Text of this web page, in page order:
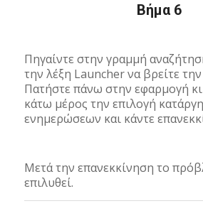
Βήμα 6
Πηγαίντε στην γραμμή
την λέξη Launcher να βρείτε
Πατήστε πάνω στην εφαρμογή κι
κάτω μέρος την επιλογή
ενημερώσεων και κάντε
Μετά την επανεκκίνηση το
επιλυθεί.